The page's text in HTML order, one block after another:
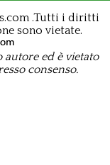
.Tutti i diritti
sono vietate.
ed è vietato
consenso.